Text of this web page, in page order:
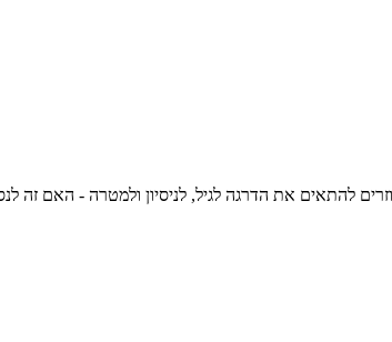
להתאים את הדרגה לגיל, לניסיון ולמטרה - האם זה